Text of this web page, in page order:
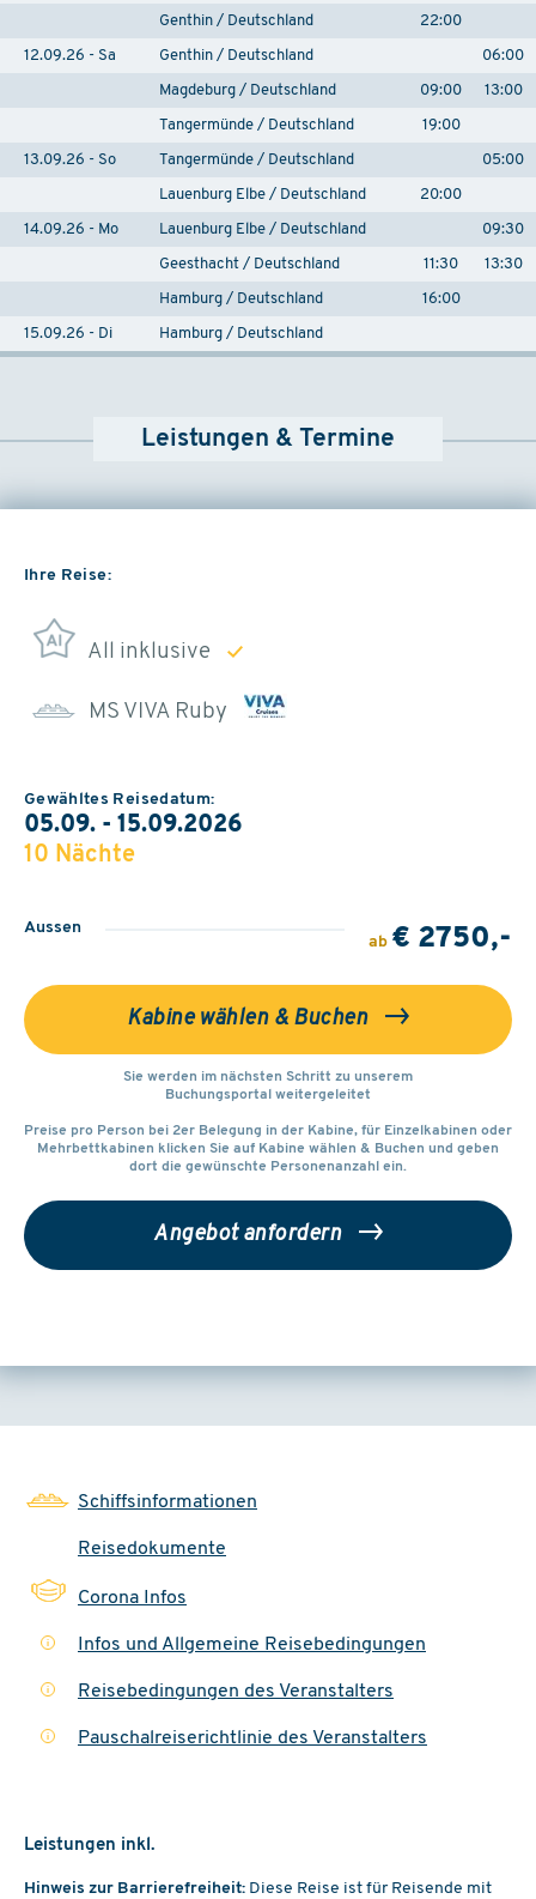
Genthin / Deutschland 22:00
12.09.26 - Sa Genthin / Deutschland 06:00
Magdeburg / Deutschland 09:00 13:00
Tangermünde / Deutschland 19:00
13.09.26 - So Tangermünde / Deutschland 05:00
Lauenburg Elbe / Deutschland 20:00
14.09.26 - Mo Lauenburg Elbe / Deutschland 09:30
Geesthacht / Deutschland 11:30 13:30
Hamburg / Deutschland 16:00
15.09.26 - Di Hamburg / Deutschland
Leistungen & Termine
Ihre Reise:
All inklusive
MS VIVA Ruby
Gewähltes Reisedatum:
05.09. - 15.09.2026
10 Nächte
Aussen
ab € 2750,-
Kabine wählen & Buchen
Sie werden im nächsten Schritt zu unserem
Buchungsportal weitergeleitet
Preise pro Person bei 2er Belegung in der Kabine, für Einzelkabinen oder
Mehrbettkabinen klicken Sie auf Kabine wählen & Buchen und geben
dort die gewünschte Personenanzahl ein.
Angebot anfordern
Schiffsinformationen
Reisedokumente
Corona Infos
i Infos und Allgemeine Reisebedingungen
i Reisebedingungen des Veranstalters
i Pauschalreiserichtlinie des Veranstalters
Leistungen inkl.
Hinweis zur Barrierefreiheit: Diese Reise ist für Reisende mit